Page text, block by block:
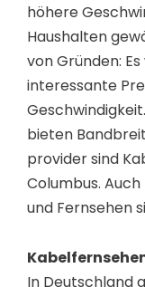
höhere
Haushalten
von Gründen:
interessante
bieten
provider sind
Columbus.
und Fernsehen
In Deutschland